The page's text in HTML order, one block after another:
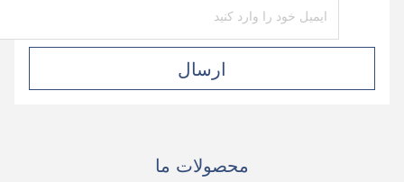
ارسال
محصولات ما